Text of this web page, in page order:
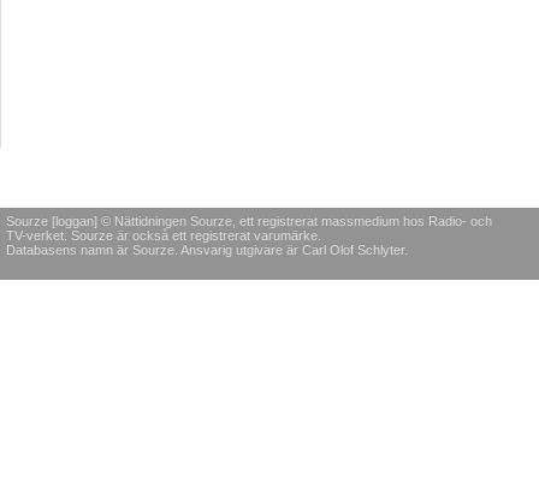
Sourze [loggan] © Nättidningen Sourze, ett registrerat massmedium hos Radio- och
TV-verket. Sourze är också ett registrerat varumärke.
Databasens namn är Sourze. Ansvarig utgivare är Carl Olof Schlyter.